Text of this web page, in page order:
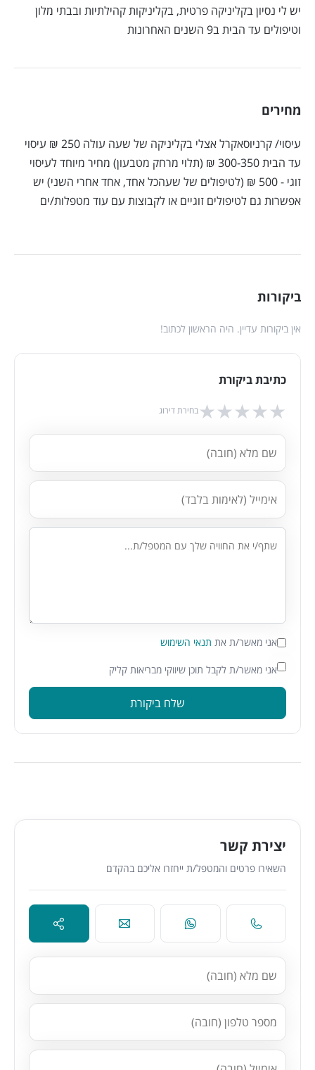
יש לי נסיון בקליניקה פרטית, בקליניקות קהילתיות ובבתי מלון
וטיפולים עד הבית ב9 השנים האחרונות
מחירים
עיסוי/ קרניוסאקרל אצלי בקליניקה של שעה עולה 250 ₪ עיסוי
עד הבית 300-350 ₪ (תלוי מרחק מטבעון) מחיר מיוחד לעיסוי
זוגי - 500 ₪ (לטיפולים של שעהכל אחד, אחד אחרי השני) יש
אפשרות גם לטיפולים זוגיים או לקבוצות עם עוד מטפלות/ים
ביקורות
אין ביקורות עדיין. היה הראשון לכתוב!
כתיבת ביקורת
★★★★★ בחירת דירוג
אני מאשר/ת את תנאי השימוש
אני מאשר/ת לקבל תוכן שיווקי מבריאות קליק
שלח ביקורת
יצירת קשר
השאירו פרטים והמטפל/ת ייחזרו אליכם בהקדם